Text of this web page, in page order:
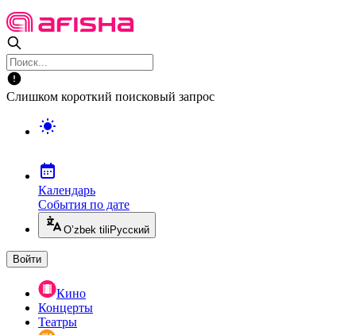
Слишком короткий поисковый запрос
Календарь
События по дате
O’zbek tili Русский
Войти
Кино
Концерты
Театры